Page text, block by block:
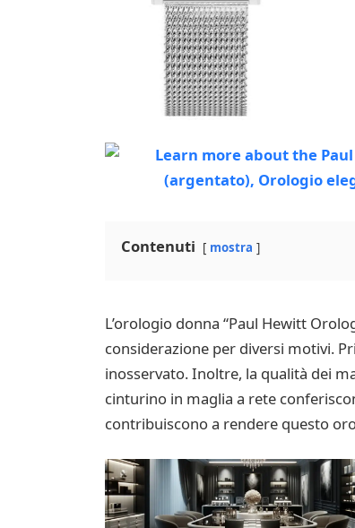
Contenuti mostra
L’orologio donna “Paul Hewitt
considerazione per diversi motivi.
inosservato. Inoltre, la qualità dei
cinturino in maglia a rete
contribuiscono a rendere questo